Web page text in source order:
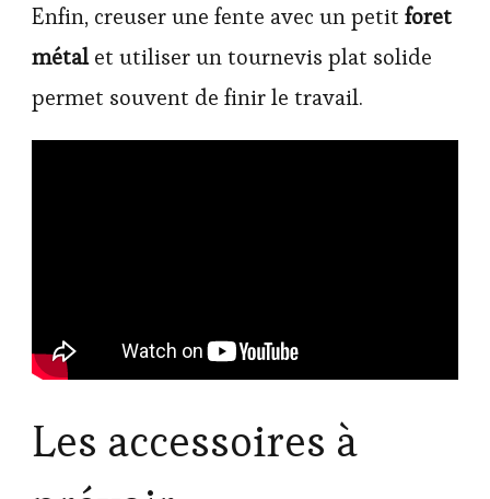
Enfin, creuser une fente avec un petit foret
métalet utiliser un tournevis plat solide
permet souvent de finir le travail.
Les accessoires à